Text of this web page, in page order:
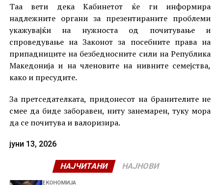
Таа вети дека Кабинетот ќе ги информира
надлежните органи за презентираните проблеми
укажувајќи на нужноста од почитување и
спроведување на Законот за посебните права на
припадниците на безбедносните сили на Република
Македонија и на членовите на нивните семејства,
како и пресудите.
За претседателката, придонесот на бранителите не
смее да биде заборавен, ниту занемарен, туку мора
да се почитува и валоризира.
јуни 13, 2026
НАЈЧИТАНИ НАЈНОВИ
ЕКОНОМИЈА